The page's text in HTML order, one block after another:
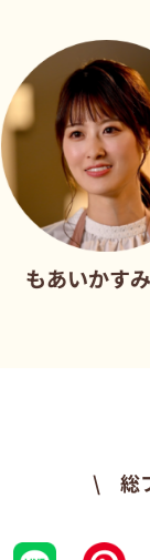
かすみさん
\ 総